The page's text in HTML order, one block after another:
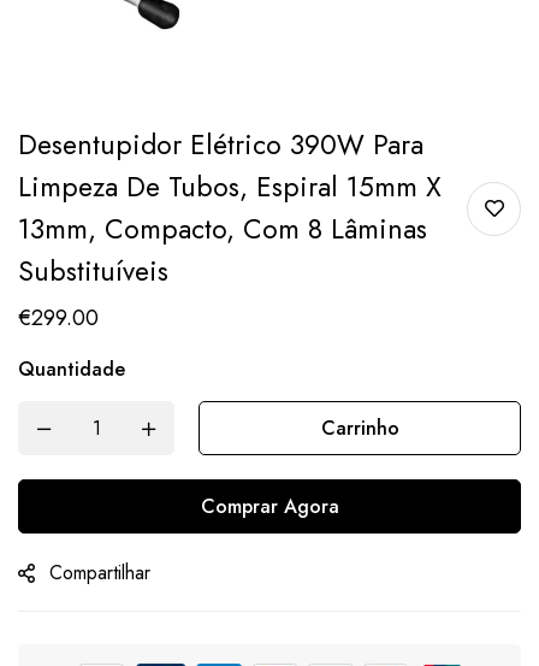
Desentupidor Elétrico 390W Para
Limpeza De Tubos, Espiral 15mm X
13mm, Compacto, Com 8 Lâminas
Substituíveis
€299.00
Quantidade
Carrinho
Comprar Agora
Compartilhar